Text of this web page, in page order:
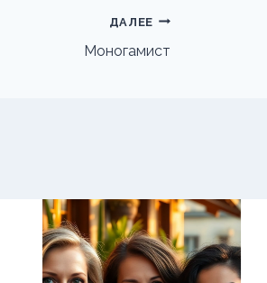
ДАЛЕЕ
Моногамист